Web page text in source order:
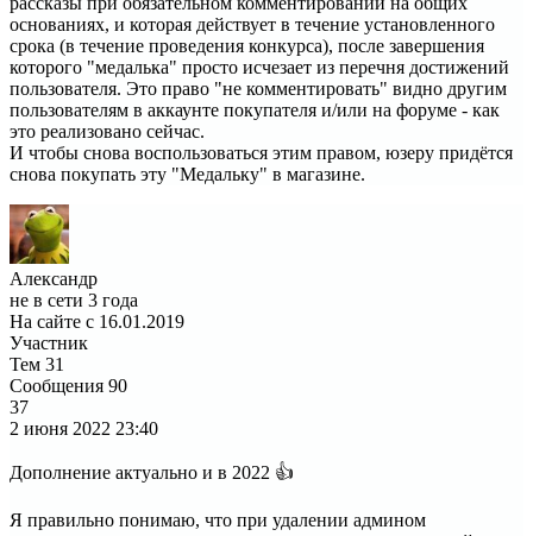
основаниях, и которая действует в течение установленного
срока (в течение проведения конкурса), после завершения
которого "медалька" просто исчезает из перечня достижений
пользователя. Это право "не комментировать" видно другим
пользователям в аккаунте покупателя и/или на форуме - как
это реализовано сейчас.
И чтобы снова воспользоваться этим правом, юзеру придётся
снова покупать эту "Медальку" в магазине.
Александр
не в сети 3 года
На сайте с 16.01.2019
Участник
Тем 31
Сообщения 90
37
2 июня 2022 23:40
Дополнение актуально и в 2022 👍
Я правильно понимаю, что при удалении админом